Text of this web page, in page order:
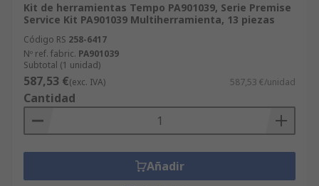
Kit de herramientas Tempo PA901039, Serie Premise
Service Kit PA901039 Multiherramienta, 13 piezas
Código RS 258-6417
Nº ref. fabric. PA901039
Subtotal (1 unidad)
587,53 €(exc. IVA) 587,53 €/unidad
Cantidad
Añadir